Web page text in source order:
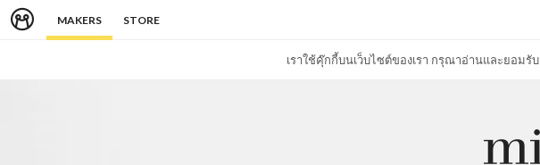
MAKERS STORE
เราใช้คุ๊กกี้บนเว็บไซต์ของเรา กรุณาอ่านและยอมรับ